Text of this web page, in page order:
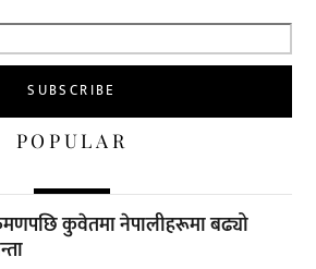
POPULAR
कुवेतमा नेपालीहरूमा बढ्यो